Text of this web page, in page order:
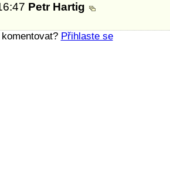
Petr Hartig
Přihlaste se